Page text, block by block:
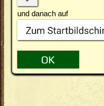
und danach auf